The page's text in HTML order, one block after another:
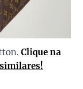
Clique na